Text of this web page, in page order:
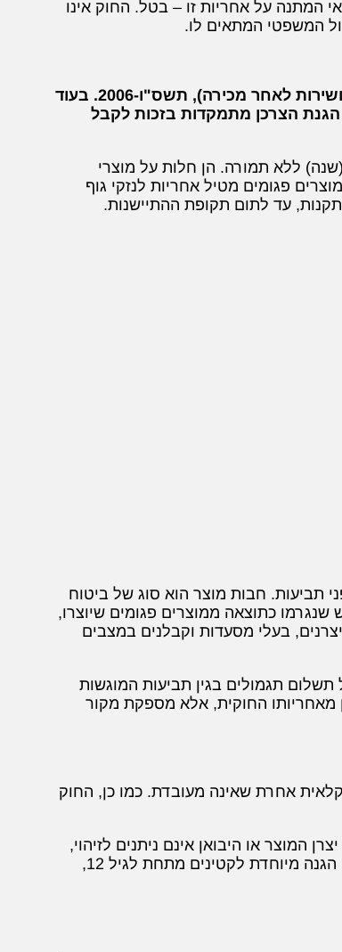
המתנה על אחריות זו – בטל. החוק אינו
המשפטי המתאים לו.
חשוב להבחין בין חוק האחריות למוצרים פגומים לבין תקנות הגנת הצרכן (אחריות ושירות לאחר מכירה), תשס"ו-2006. בעוד
הגנת הצרכן מתמקדות בזכות לקבל
ללא תמורה. הן חלות על מוצרי
זאת, חוק האחריות למוצרים פגומים מטיל אחריות לנזקי גוף
עד לתום תקופת ההתיישנות.
תביעות. חבות מוצר הוא סוג של ביטוח
כתוצאה ממוצרים פגומים שיוצרו,
בעלי מסעדות וקבלנים במצבים
תגמולים בגין תביעות המוגשות
מאחריותו החוקית, אלא מספקת מקור
אחרת שאינה מעובדת. כמו כן, החוק
המוצר או היבואן אינם ניתנים לזיהוי,
הספק יהיה פטור מאחריות אם מסר לנפגע פרטים לאיתור היצרן או היבואן. החוק מעניק הגנה מיוחדת לקטינים מתחת לגיל 12,